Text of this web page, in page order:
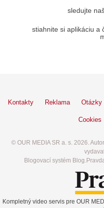
sledujte
stiahnite si aplikáciu a
Kontakty Reklama Otázky
Cookies
© OUR MEDIA SR a. s. 2026.
Blogovací systém
Kompletný video servis pre OUR